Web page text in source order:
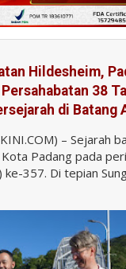
Hildesheim,
38
di Batang
– Sejarah
Padang pada
ke-357. Di tepian